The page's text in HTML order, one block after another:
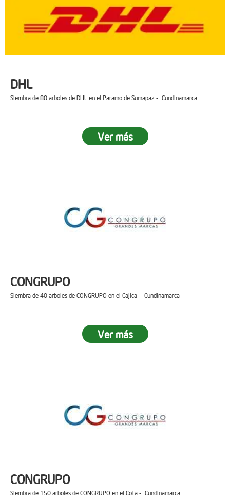
DHL
Siembra de 80 arboles de DHL en el Paramo de Sumapaz - Cundinamarca
Ver más
CONGRUPO
Siembra de 40 arboles de CONGRUPO en el Cajica - Cundinamarca
Ver más
CONGRUPO
Siembra de 150 arboles de CONGRUPO en el Cota - Cundinamarca